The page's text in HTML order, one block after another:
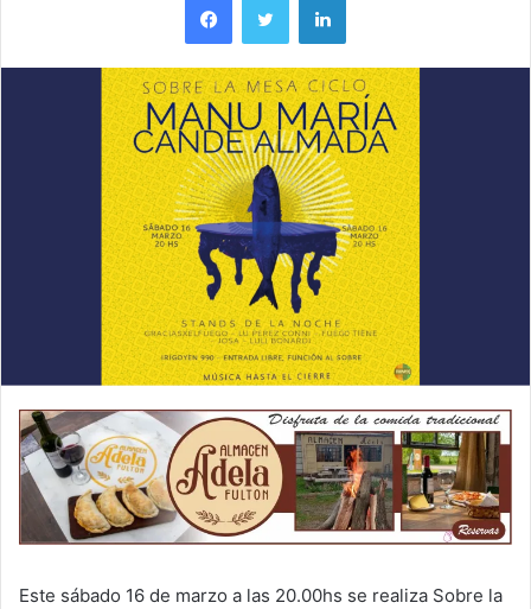
Este sábado 16 de marzo a las 20.00hs se realiza Sobre la